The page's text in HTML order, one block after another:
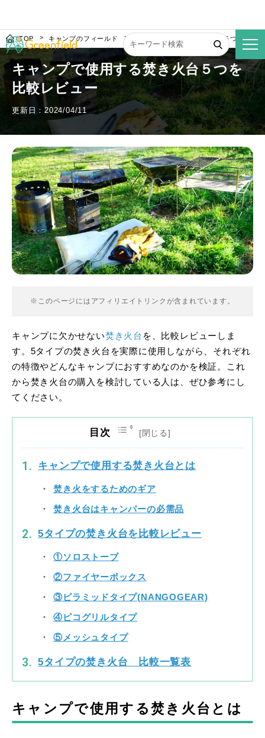
TOP キャンプのフィールド キャンプで使用する焚き火台５つを比較
キャンプで使用する焚き火台５つを
比較レビュー
更新日：2024/04/11
※このページにはアフィリエイトリンクが含まれています。
キャンプに欠かせない焚き火台 を、比較レビューしま
す。5タイプの焚き火台を実際に使用しながら、それぞれ
の特徴やどんなキャンプにおすすめなのかを検証。これ
から焚き火台の購入を検討している人は、ぜひ参考にし
てください。
目次
キャンプで使用する焚き火台とは
焚き火をするためのギア
焚き火台はキャンパーの必需品
5タイプの焚き火台を比較レビュー
①ソロストーブ
②ファイヤーボックス
③ピラミッドタイプ(NANGOGEAR)
④ピコグリルタイプ
⑤メッシュタイプ
5タイプの焚き火台 比較一覧表
キャンプで使用する焚き火台とは